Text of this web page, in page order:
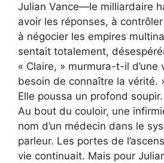
Julian Vance—le milliardaire
avoir les réponses, à
à négocier les empires
sentait totalement,
« Claire, » murmura-t-il d’une
besoin de connaître la vérité.
Elle poussa un profond soupir.
Au bout du couloir, une
nom d’un médecin dans le
parleur. Les portes de
vie continuait. Mais pour